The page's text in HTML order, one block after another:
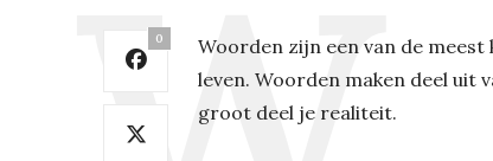
0
Woorden zijn een van de
leven. Woorden maken deel uit
groot deel je realiteit.